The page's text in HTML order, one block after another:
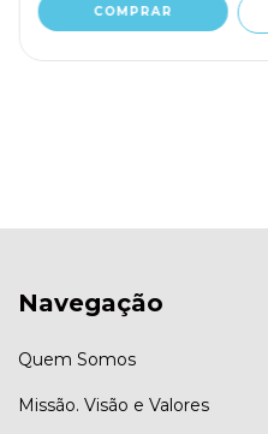
Navegação
Quem Somos
Missão. Visão e Valores